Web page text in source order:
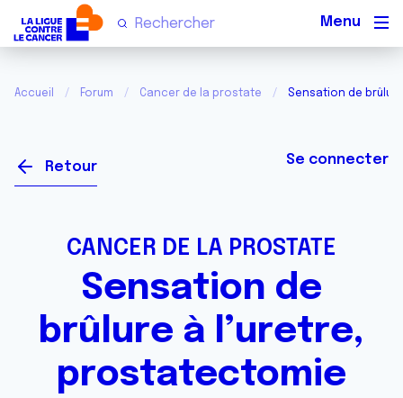
Accueil Forum Cancer de la prostate Sensation de
Retour Se connecter
CANCER DE LA PROSTATE
Sensation de
brûlure à l’uretre,
prostatectomie